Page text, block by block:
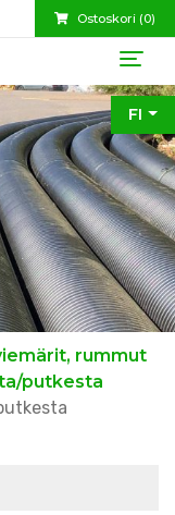
Ostoskori (0)
FI
rummut
putkesta